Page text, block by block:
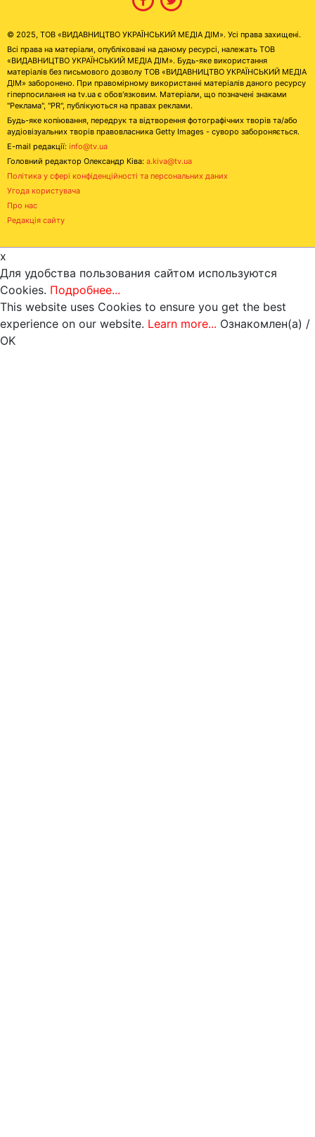
© 2025, ТОВ «ВИДАВНИЦТВО УКРАЇНСЬКИЙ МЕДІА ДІМ». Усі права захищені.
Всі права на матеріали, опубліковані на даному ресурсі, належать ТОВ
«ВИДАВНИЦТВО УКРАЇНСЬКИЙ МЕДІА ДІМ». Будь-яке використання
матеріалів без письмового дозволу ТОВ «ВИДАВНИЦТВО УКРАЇНСЬКИЙ МЕДІА
ДІМ» заборонено. При правомірному використанні матеріалів даного ресурсу
гіперпосилання на tv.ua є обов'язковим. Матеріали, що позначені знаками
"Реклама", "PR", публікуються на правах реклами.
Будь-яке копіювання, передрук та відтворення фотографічних творів та/або
аудіовізуальних творів правовласника Getty Images - суворо забороняється.
E-mail редакції: info@tv.ua
Головний редактор Олександр Ківа: a.kiva@tv.ua
Політика у сфері конфіденційності та персональних даних
Угода користувача
Про нас
Редакція сайту
x
Для удобства пользования сайтом используются
Cookies. Подробнее...
This website uses Cookies to ensure you get the best
experience on our website. Learn more... Ознакомлен(а) /
OK